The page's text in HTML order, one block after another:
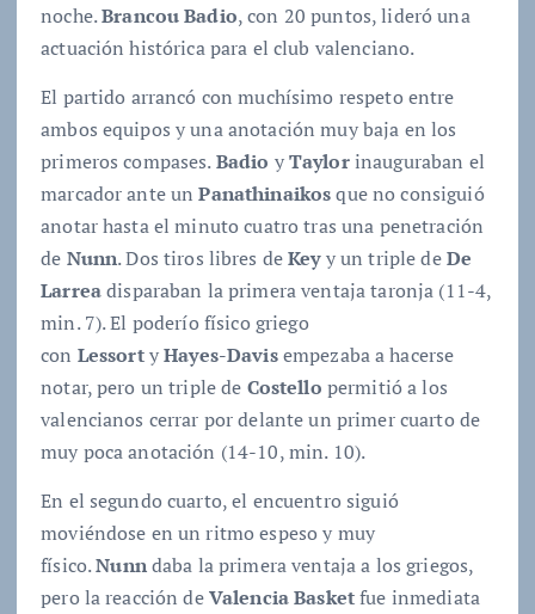
noche.Brancou Badio, con 20 puntos, lideró una
actuación histórica para el club valenciano.
El partido arrancó con muchísimo respeto entre
ambos equipos y una anotación muy baja en los
primeros compases.Badio yTaylorinauguraban el
marcador ante unPanathinaikosque no consiguió
anotar hasta el minuto cuatro tras una penetración
de Nunn. Dos tiros libres deKeyy un triple deDe
Larreadisparaban la primera ventaja taronja (11-4,
min. 7). El poderío físico griego
con LessortyHayes-Davisempezaba a hacerse
notar, pero un triple de Costello permitió a los
valencianos cerrar por delante un primer cuarto de
muy poca anotación (14-10, min. 10).
En el segundo cuarto, el encuentro siguió
moviéndose en un ritmo espeso y muy
físico.Nunndaba la primera ventaja a los griegos,
pero la reacción deValencia Basketfue inmediata